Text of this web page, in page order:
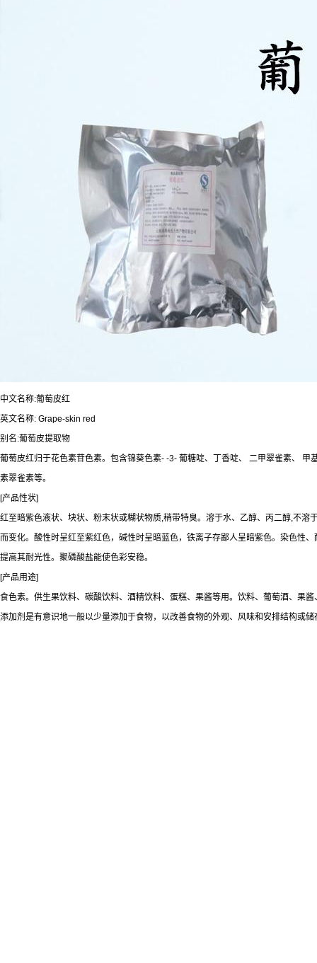
中文名称:葡萄皮红
英文名称: Grape-skin red
别名:葡萄皮提取物
葡萄皮红归于花色素苷色素。包含锦葵色素- -3- 葡糖啶、丁香啶、 二甲翠雀素、 甲
素翠雀素等。
[产品性状]
红至暗紫色液状、块状、粉末状或糊状物质,稍带特臭。溶于水、乙醇、丙二醇,不溶
而变化。酸性时呈红至紫红色，碱性时呈暗蓝色，铁离子存鄙人呈暗紫色。染色性
提高其耐光性。聚磷酸盐能使色彩安稳。
[产品用途]
食色素。供生果饮料、碳酸饮料、酒精饮料、蛋糕、果酱等用。饮料、葡萄酒、果
添加剂是有意识地一般以少量添加于食物，以改善食物的外观、风味和安排结构或